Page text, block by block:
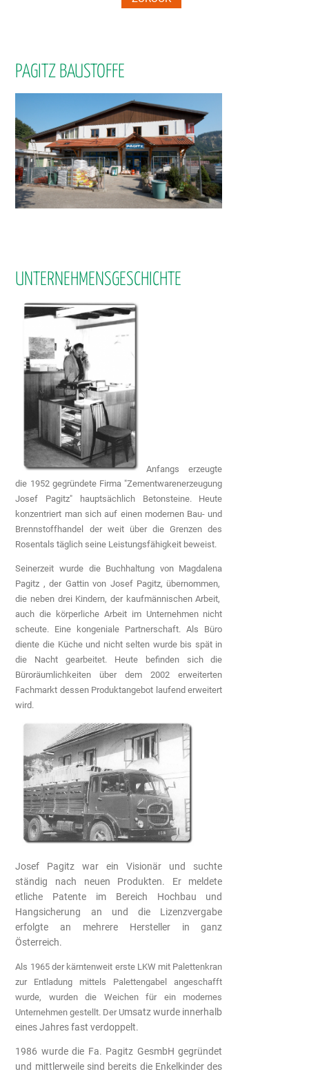
PAGITZ BAUSTOFFE
UNTERNEHMENSGESCHICHTE
Anfangs erzeugte
die 1952 gegründete Firma "Zementwarenerzeugung
Josef Pagitz" hauptsächlich Betonsteine. Heute
konzentriert man sich auf einen modernen Bau- und
Brennstoffhandel der weit über die Grenzen des
Rosentals täglich seine Leistungsfähigkeit beweist.
Seinerzeit wurde die Buchhaltung von Magdalena
Pagitz , der Gattin von Josef Pagitz, übernommen,
die neben drei Kindern, der kaufmännischen Arbeit,
auch die körperliche Arbeit im Unternehmen nicht
scheute. Eine kongeniale Partnerschaft. Als Büro
diente die Küche und nicht selten wurde bis spät in
die Nacht gearbeitet. Heute befinden sich die
Büroräumlichkeiten über dem 2002 erweiterten
Fachmarkt dessen Produktangebot laufend erweitert
wird.
Josef Pagitz war ein Visionär und suchte
ständig nach neuen Produkten. Er meldete
etliche Patente im Bereich Hochbau und
Hangsicherung an und die Lizenzvergabe
erfolgte an mehrere Hersteller in ganz
Österreich.
Als 1965 der kärntenweit erste LKW mit Palettenkran
zur Entladung mittels Palettengabel angeschafft
wurde, wurden die Weichen für ein modernes
Unternehmen gestellt. Der Umsatz wurde innerhalb
eines Jahres fast verdoppelt.
1986 wurde die Fa. Pagitz GesmbH gegründet
und mittlerweile sind bereits die Enkelkinder des